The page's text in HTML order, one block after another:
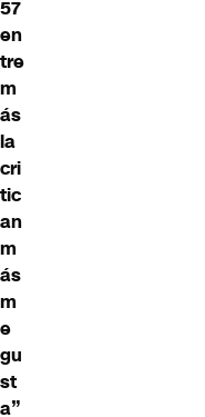
57
en
tre
m
ás
la
cri
tic
an
m
ás
m
e
gu
st
a”